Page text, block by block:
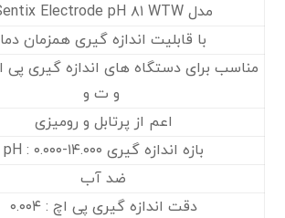
مدل Sentix Electrode pH ۸۱ WTW
با قابلیت اندازه گیری همزمان دما
و ت و
اعم از پرتابل و رومیزی
بازه اندازه گیری pH : ۰.۰۰۰-۱۴.۰۰۰
ضد آب
دقت اندازه گیری پی اچ : ۰.۰۰۴